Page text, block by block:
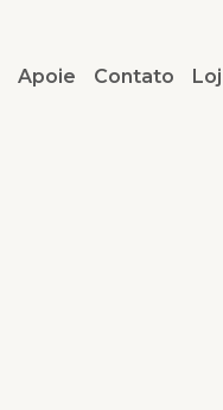
Apoie Contato